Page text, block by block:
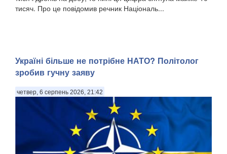
тисяч. Про це повідомив речник Національ...
Україні більше не потрібне НАТО? Політолог
зробив гучну заяву
четвер, 6 серпень 2026, 21:42